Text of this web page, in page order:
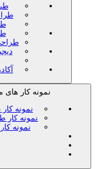
نمونه کار های
نمونه
نمونه کار
نمونه